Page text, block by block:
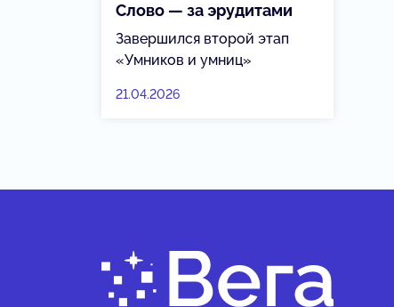
Слово — за эрудитами
Завершился второй этап
«Умников и умниц»
21.04.2026